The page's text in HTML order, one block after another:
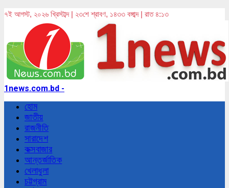
৭ই আগস্ট, ২০২৬ খ্রিস্টাব্দ | ২৩শে শ্রাবণ, ১৪৩৩ বঙ্গাব্দ | রাত ৪:১৩
1news.com.bd -
হোম
জাতীয়
রাজনীতি
সারাদেশ
কক্সবাজার
আন্তর্জাতিক
খেলাধুলা
চট্টগ্রাম